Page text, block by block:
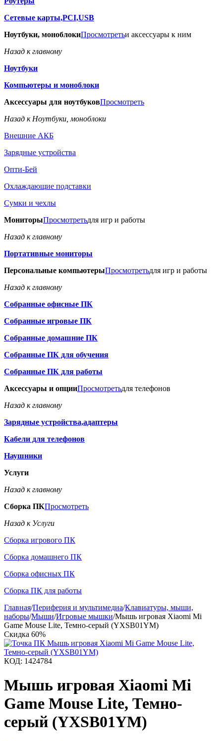
Сетевые карты,PCI,USB
Ноутбуки, моноблокиПросмотретьи аксессуары к ним
Назад к главному
Ноутбуки
Компьютеры и моноблоки
Аксессуары для ноутбуковПросмотреть
Назад к Ноутбуки, моноблоки
Внешние АКБ
Зарядные устройства
Опти-Бей
Охлаждающие подставки
Сумки и чехлы
МониторыПросмотретьдля игр и работы
Назад к главному
Портативные мониторы
Персональные компьютерыПросмотретьдля игр и работы
Назад к главному
Собранные офисные ПК
Собранные игровые ПК
Собранные домашние ПК
Собранные ПК для обучения
Собранные ПК для работы
Аксессуары и опцииПросмотретьдля телефонов
Назад к главному
Зарядные устройства,адаптеры
Кабели для телефонов
Наушники
Услуги
Назад к главному
Сборка ПКПросмотреть
Назад к Услуги
Сборка игрового ПК
Сборка домашнего ПК
Сборка офисных ПК
Сборка ПК для работы
Главная/Периферия и мультимедиа/Клавиатуры, мыши,
наборы/Мыши/Игровые мышки/Мышь игровая Xiaomi Mi
Game Mouse Lite, Темно-серый (YXSB01YM)
Скидка 60%
КОД: 1424784
Мышь игровая Xiaomi Mi
Game Mouse Lite, Темно-
серый (YXSB01YM)